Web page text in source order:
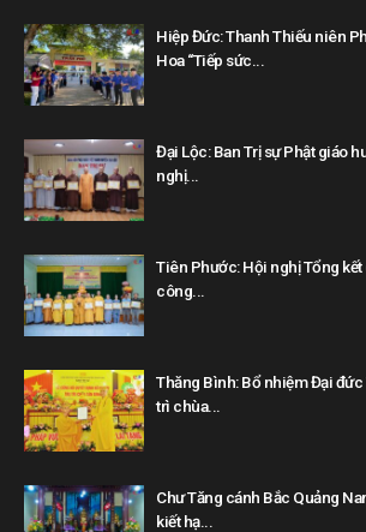
Hiệp Đức: Thanh Thiếu niên
Hoa “Tiếp sức...
Đại Lộc: Ban Trị sự Phật giáo
nghị...
Tiên Phước: Hội nghị Tổng
công...
Thăng Bình: Bổ nhiệm Đại
trì chùa...
Chư Tăng cánh Bắc Quảng
kiết hạ...